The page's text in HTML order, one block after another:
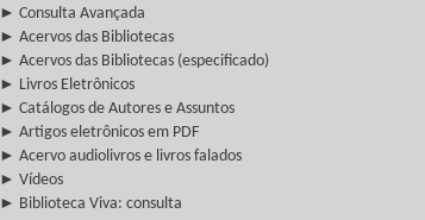
► Consulta Avançada
► Acervos das Bibliotecas
► Acervos das Bibliotecas (especificado)
► Livros Eletrônicos
► Catálogos de Autores e Assuntos
► Artigos eletrônicos em PDF
► Acervo audiolivros e livros falados
► Vídeos
► Biblioteca Viva: consulta